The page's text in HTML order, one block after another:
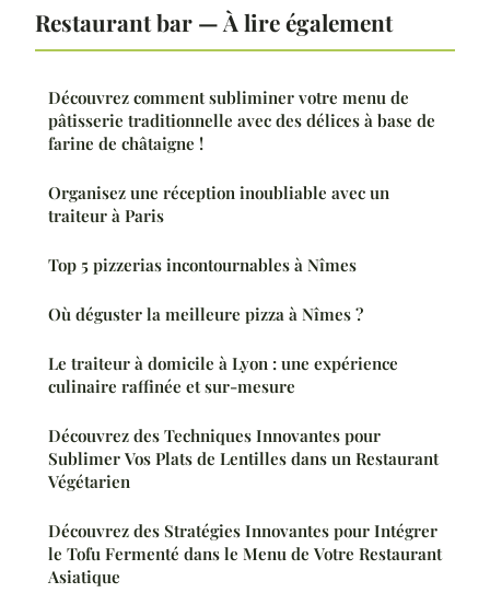
Restaurant bar — À lire également
Découvrez comment subliminer votre menu de
pâtisserie traditionnelle avec des délices à base de
farine de châtaigne !
Organisez une réception inoubliable avec un
traiteur à Paris
Top 5 pizzerias incontournables à Nîmes
Où déguster la meilleure pizza à Nîmes ?
Le traiteur à domicile à Lyon : une expérience
culinaire raffinée et sur-mesure
Découvrez des Techniques Innovantes pour
Sublimer Vos Plats de Lentilles dans un Restaurant
Végétarien
Découvrez des Stratégies Innovantes pour Intégrer
le Tofu Fermenté dans le Menu de Votre Restaurant
Asiatique